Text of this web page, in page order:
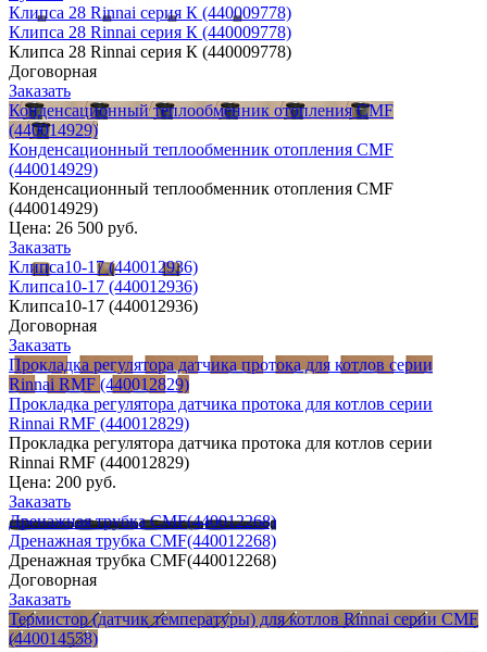
Клипса 28 Rinnai серия К (440009778)
Клипса 28 Rinnai серия К (440009778)
Клипса 28 Rinnai серия К (440009778)
Договорная
Заказать
Конденсационный теплообменник отопления CMF
(440014929)
Конденсационный теплообменник отопления CMF
(440014929)
Конденсационный теплообменник отопления CMF
(440014929)
Цена: 26 500 руб.
Заказать
Клипса10-17 (440012936)
Клипса10-17 (440012936)
Клипса10-17 (440012936)
Договорная
Заказать
Прокладка регулятора датчика протока для котлов серии
Rinnai RMF (440012829)
Прокладка регулятора датчика протока для котлов серии
Rinnai RMF (440012829)
Прокладка регулятора датчика протока для котлов серии
Rinnai RMF (440012829)
Цена: 200 руб.
Заказать
Дренажная трубка CMF(440012268)
Дренажная трубка CMF(440012268)
Дренажная трубка CMF(440012268)
Договорная
Заказать
Термистор (датчик температуры) для котлов Rinnai серии CMF
(440014558)